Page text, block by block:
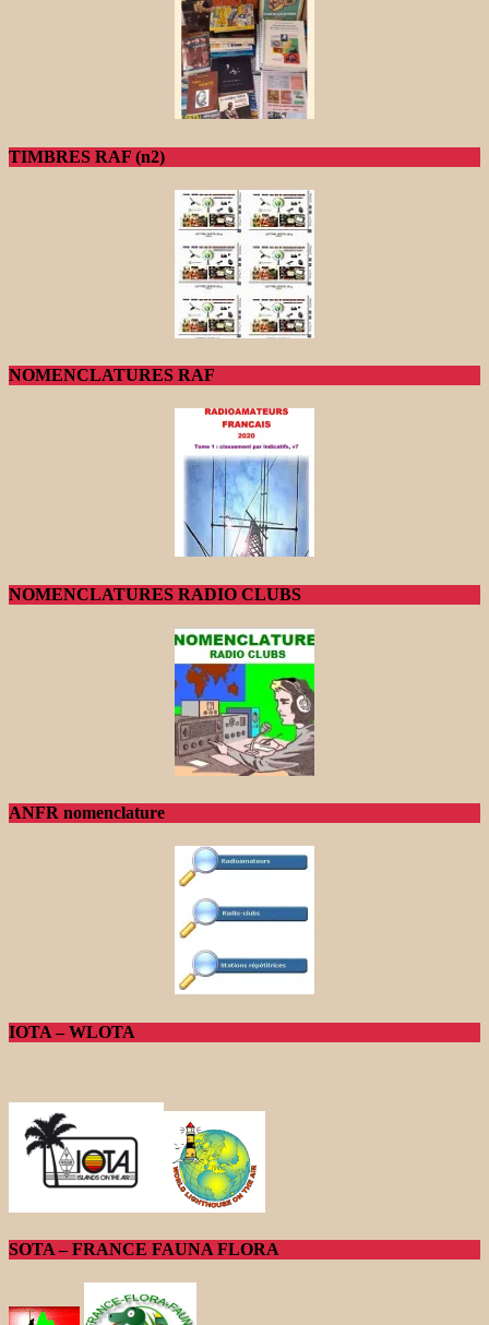
TIMBRES RAF (n2)
NOMENCLATURES RAF
NOMENCLATURES RADIO CLUBS
ANFR nomenclature
IOTA – WLOTA
SOTA – FRANCE FAUNA FLORA